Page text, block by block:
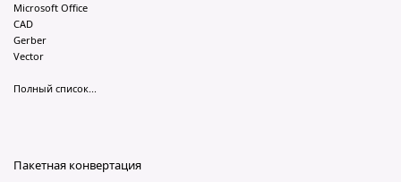
Microsoft Office
CAD
Gerber
Vector
Полный список...
Пакетная конвертация